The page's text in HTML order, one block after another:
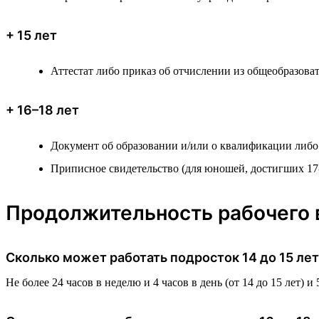
+ 15 лет
Аттестат либо приказ об отчислении из
+ 16–18 лет
Документ об образовании и/или о квалификации
Приписное свидетельство (для юношей, достигших
Продолжительность
Сколько может работать подросток 14 до 15 лет
Не более 24 часов в неделю и 4 часов в день (от 14 до 15